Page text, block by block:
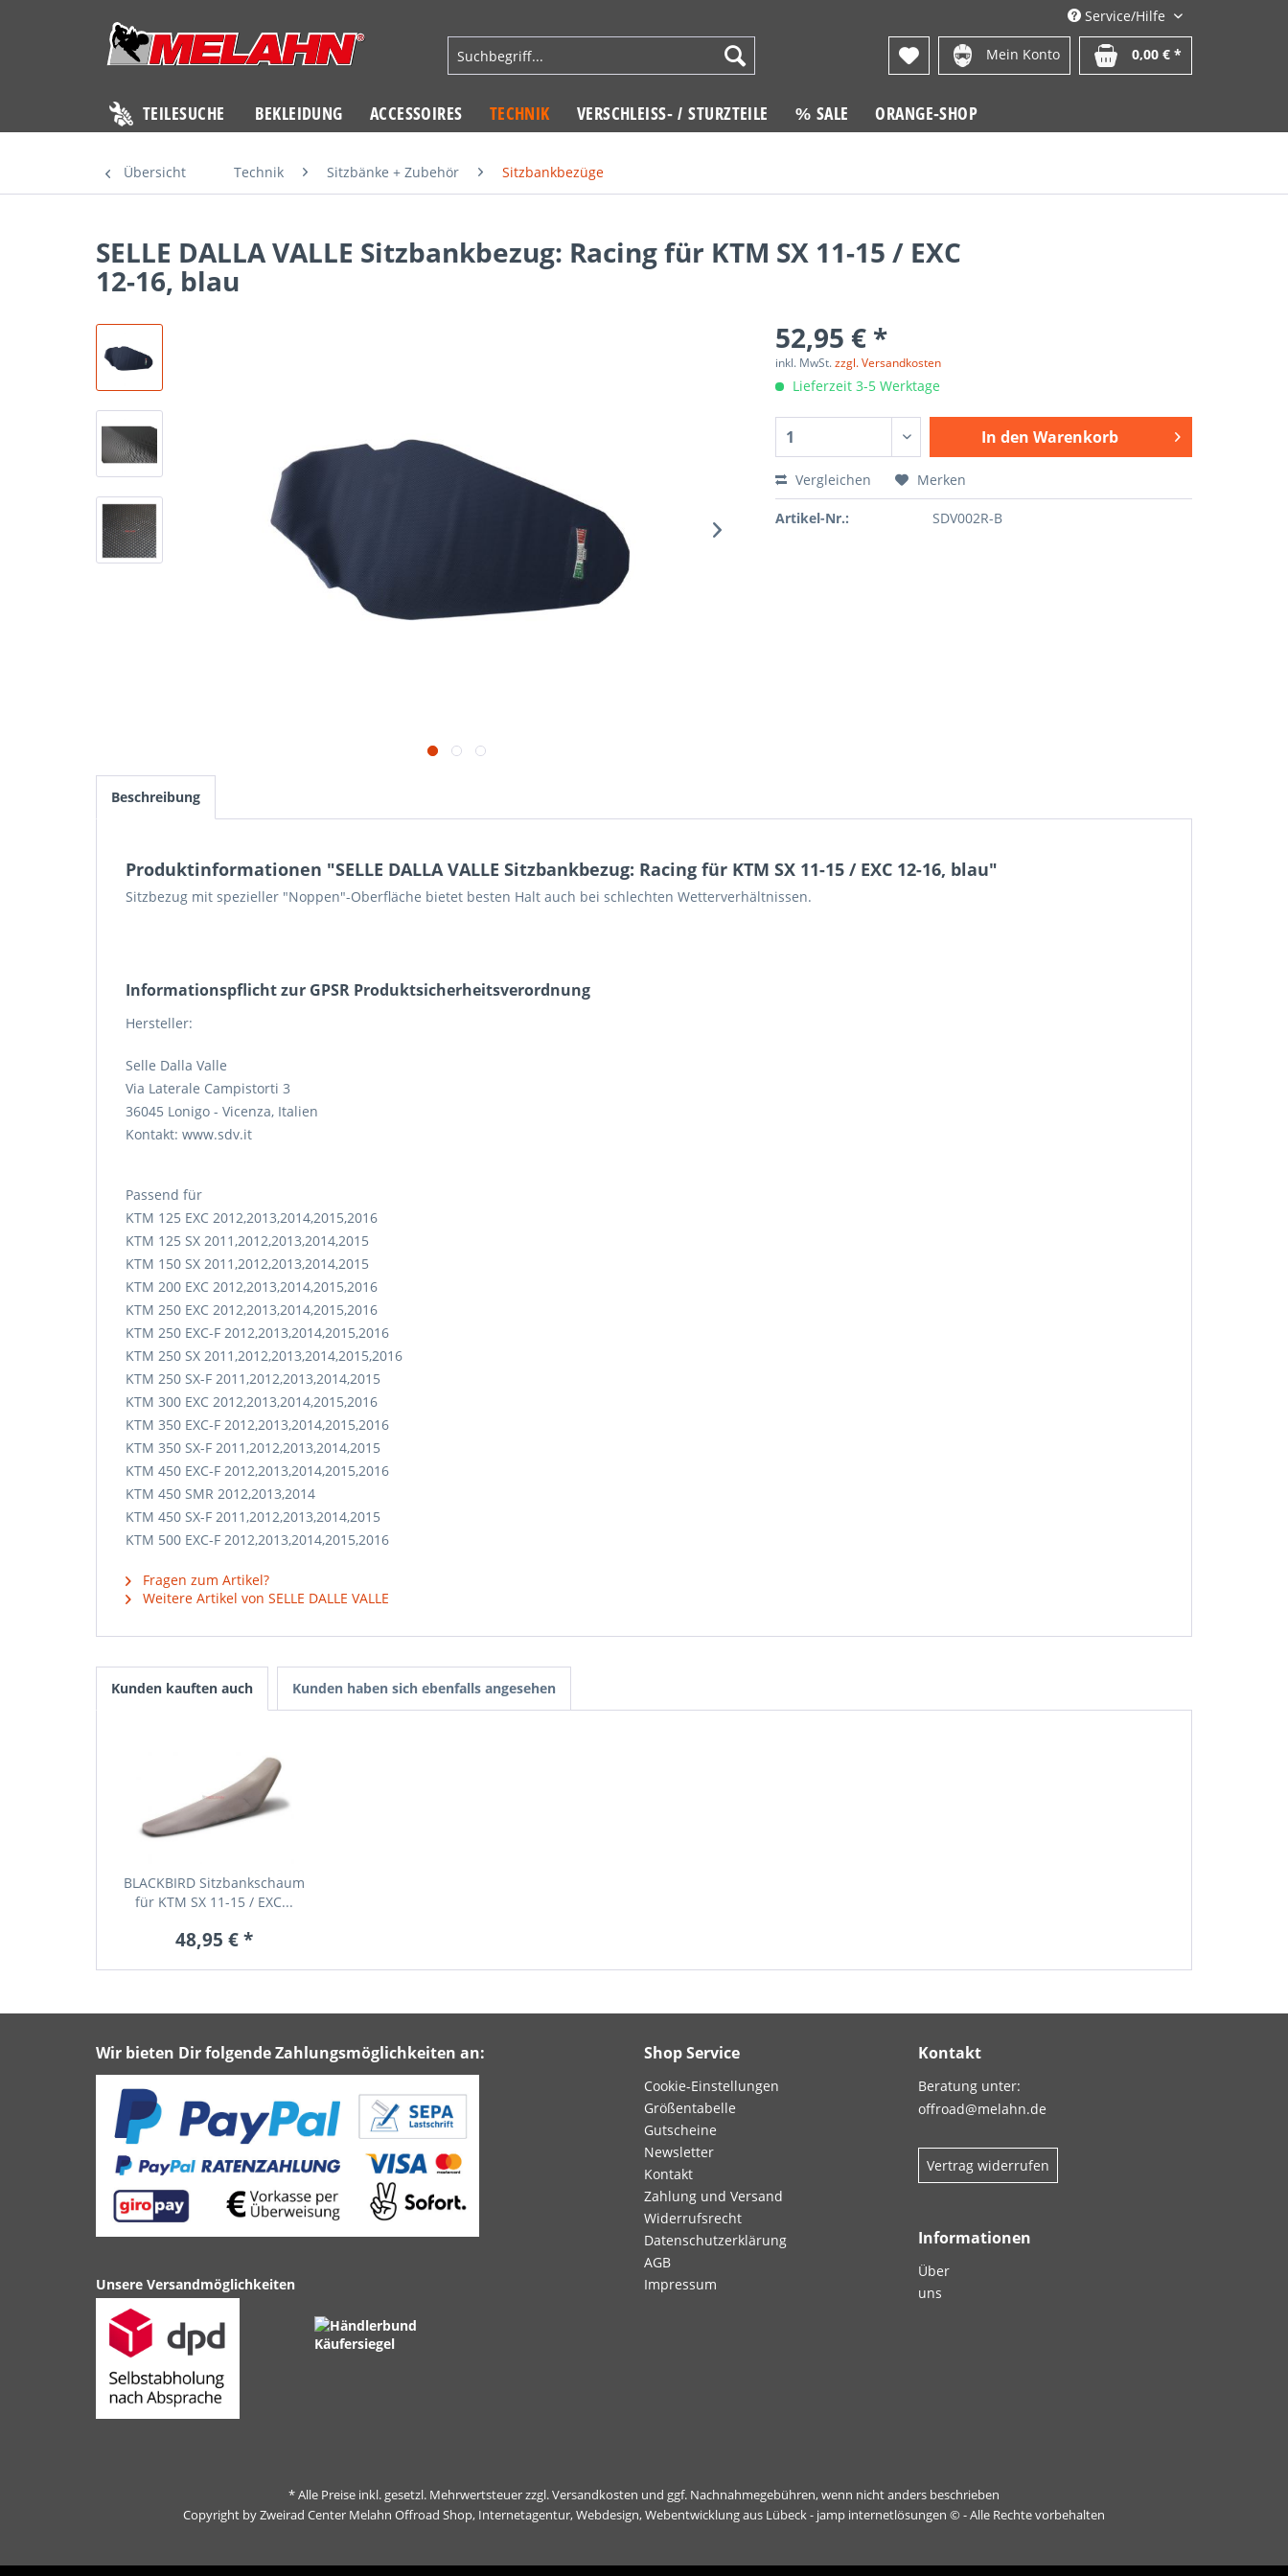
Service/Hilfe
Mein Konto 0,00 € *
TEILESUCHE BEKLEIDUNG ACCESSOIRES TECHNIK VERSCHLEISS- / STURZTEILE % SALE ORANGE-SHOP
Übersicht Technik Sitzbänke + Zubehör Sitzbankbezüge
SELLE DALLA VALLE Sitzbankbezug: Racing für KTM SX 11-15 / EXC
12-16, blau
52,95 € *
inkl. MwSt.zzgl. Versandkosten
Lieferzeit 3-5 Werktage
In den Warenkorb
Vergleichen Merken
Artikel-Nr.: SDV002R-B
Beschreibung
Produktinformationen "SELLE DALLA VALLE Sitzbankbezug: Racing für KTM SX 11-15 / EXC 12-16, blau"
Sitzbezug mit spezieller "Noppen"-Oberfläche bietet besten Halt auch bei schlechten Wetterverhältnissen.
Informations­pflicht zur GPSR Produktsicherheits­verordnung
Hersteller:
Selle Dalla Valle
Via Laterale Campistorti 3
36045 Lonigo - Vicenza, Italien
Kontakt: www.sdv.it
Passend für
KTM 125 EXC 2012,2013,2014,2015,2016
KTM 125 SX 2011,2012,2013,2014,2015
KTM 150 SX 2011,2012,2013,2014,2015
KTM 200 EXC 2012,2013,2014,2015,2016
KTM 250 EXC 2012,2013,2014,2015,2016
KTM 250 EXC-F 2012,2013,2014,2015,2016
KTM 250 SX 2011,2012,2013,2014,2015,2016
KTM 250 SX-F 2011,2012,2013,2014,2015
KTM 300 EXC 2012,2013,2014,2015,2016
KTM 350 EXC-F 2012,2013,2014,2015,2016
KTM 350 SX-F 2011,2012,2013,2014,2015
KTM 450 EXC-F 2012,2013,2014,2015,2016
KTM 450 SMR 2012,2013,2014
KTM 450 SX-F 2011,2012,2013,2014,2015
KTM 500 EXC-F 2012,2013,2014,2015,2016
Fragen zum Artikel?
Weitere Artikel von SELLE DALLE VALLE
Kunden kauften auch Kunden haben sich ebenfalls angesehen
BLACKBIRD Sitzbankschaum
für KTM SX 11-15 / EXC...
48,95 € *
Wir bieten Dir folgende Zahlungsmöglichkeiten an:
Unsere Versandmöglichkeiten
Shop Service
Cookie-Einstellungen
Größentabelle
Gutscheine
Newsletter
Kontakt
Zahlung und Versand
Widerrufsrecht
Datenschutzerklärung
AGB
Impressum
Kontakt
Beratung unter:
offroad@melahn.de
Vertrag widerrufen
Informationen
Über
uns
* Alle Preise inkl. gesetzl. Mehrwertsteuer zzgl.Versandkosten und ggf. Nachnahmegebühren, wenn nicht anders beschrieben
Copyright by Zweirad Center Melahn Offroad Shop, Internetagentur, Webdesign, Webentwicklung aus Lübeck - jamp internetlösungen © - Alle Rechte vorbehalten